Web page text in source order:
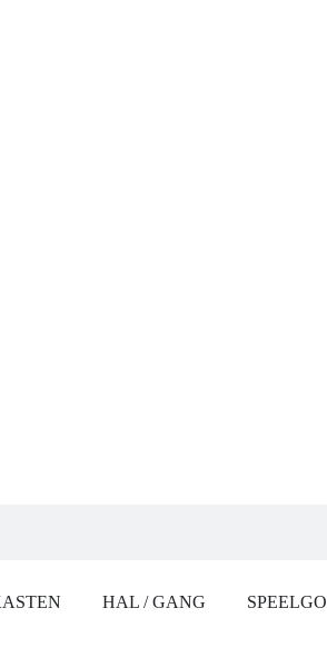
HAL / GANG